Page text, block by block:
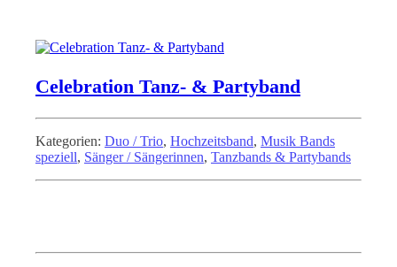
Celebration Tanz- & Partyband
Kategorien: Duo / Trio, Hochzeitsband, Musik Bands
speziell, Sänger / Sängerinnen, Tanzbands & Partybands